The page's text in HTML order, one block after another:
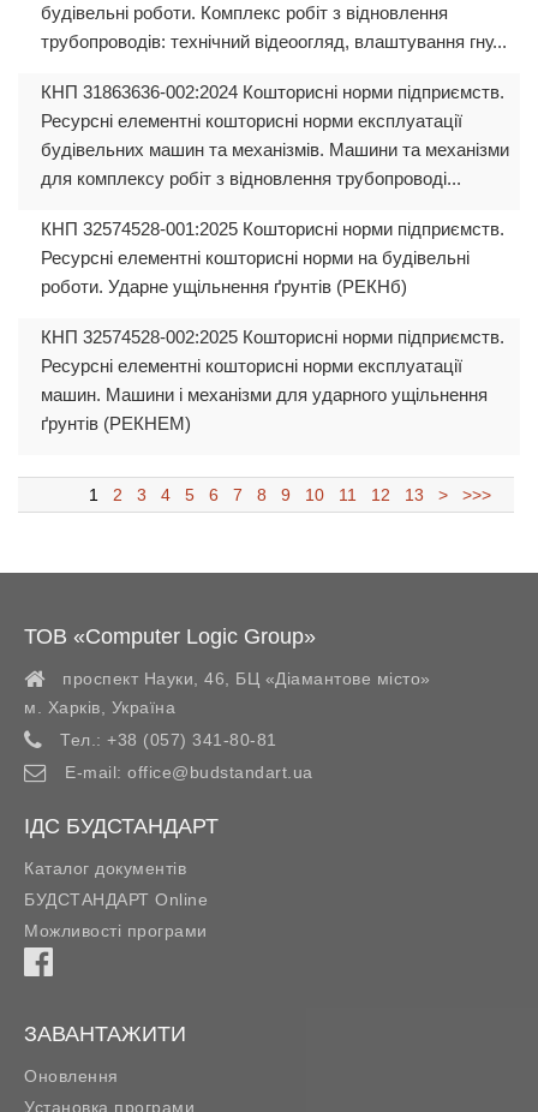
будівельні роботи. Комплекс робіт з відновлення
трубопроводів: технічний відеоогляд, влаштування гну...
КНП 31863636-002:2024 Кошторисні норми підприємств.
Ресурсні елементні кошторисні норми експлуатації
будівельних машин та механізмів. Машини та механізми
для комплексу робіт з відновлення трубопроводі...
КНП 32574528-001:2025 Кошторисні норми підприємств.
Ресурсні елементні кошторисні норми на будівельні
роботи. Ударне ущільнення ґрунтів (РЕКНб)
КНП 32574528-002:2025 Кошторисні норми підприємств.
Ресурсні елементні кошторисні норми експлуатації
машин. Машини і механізми для ударного ущільнення
ґрунтів (РЕКНЕМ)
1 2 3 4 5 6 7 8 9 10 11 12 13 > >>>
ТОВ «Computer Logic Group»
проспект Науки, 46, БЦ «Діамантове місто»
м. Харків
Україна
Тел.: +38 (057) 341-80-81
E-mail: office@budstandart.ua
ІДС БУДСТАНДАРТ
Каталог документів
БУДСТАНДАРТ Online
Можливості програми
ЗАВАНТАЖИТИ
Оновлення
Установка програми